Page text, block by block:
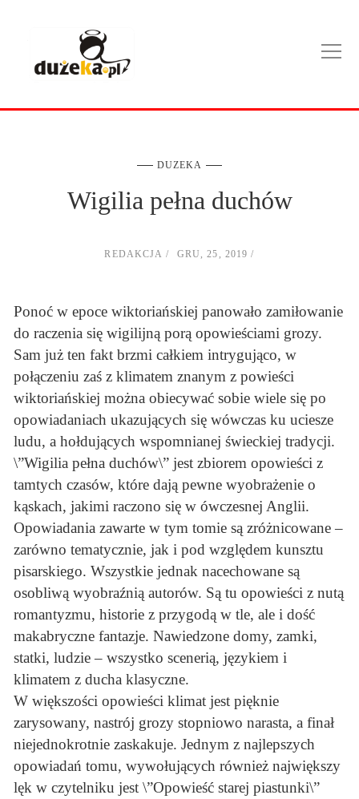
DUZEKA
Wigilia pełna duchów
REDAKCJA GRU, 25, 2019
Ponoć w epoce wiktoriańskiej panowało zamiłowanie
do raczenia się wigilijną porą opowieściami grozy.
Sam już ten fakt brzmi całkiem intrygująco, w
połączeniu zaś z klimatem znanym z powieści
wiktoriańskiej można obiecywać sobie wiele się po
opowiadaniach ukazujących się wówczas ku uciesze
ludu, a hołdujących wspomnianej świeckiej tradycji.
\”Wigilia pełna duchów\” jest zbiorem opowieści z
tamtych czasów, które dają pewne wyobrażenie o
kąskach, jakimi raczono się w ówczesnej Anglii.
Opowiadania zawarte w tym tomie są zróżnicowane –
zarówno tematycznie, jak i pod względem kunsztu
pisarskiego. Wszystkie jednak nacechowane są
osobliwą wyobraźnią autorów. Są tu opowieści z nutą
romantyzmu, historie z przygodą w tle, ale i dość
makabryczne fantazje. Nawiedzone domy, zamki,
statki, ludzie – wszystko scenerią, językiem i
klimatem z ducha klasyczne.
W większości opowieści klimat jest pięknie
zarysowany, nastrój grozy stopniowo narasta, a finał
niejednokrotnie zaskakuje. Jednym z najlepszych
opowiadań tomu, wywołujących również największy
lęk w czytelniku jest \”Opowieść starej piastunki\”